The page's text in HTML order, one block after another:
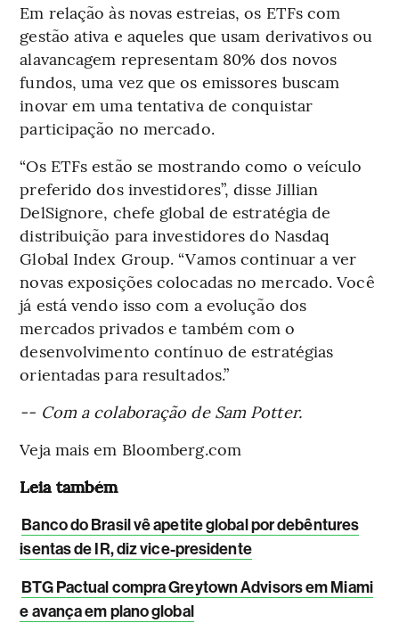
Em relação às novas estreias, os ETFs com
gestão ativa e aqueles que usam derivativos ou
alavancagem representam 80% dos novos
fundos, uma vez que os emissores buscam
inovar em uma tentativa de conquistar
participação no mercado.
“Os ETFs estão se mostrando como o veículo
preferido dos investidores”, disse Jillian
DelSignore, chefe global de estratégia de
distribuição para investidores do Nasdaq
Global Index Group. “Vamos continuar a ver
novas exposições colocadas no mercado. Você
já está vendo isso com a evolução dos
mercados privados e também com o
desenvolvimento contínuo de estratégias
orientadas para resultados.”
-- Com a colaboração de Sam Potter.
Veja mais em Bloomberg.com
Leia também
Banco do Brasil vê apetite global por debêntures
isentas de IR, diz vice-presidente
BTG Pactual compra Greytown Advisors em Miami
e avança em plano global